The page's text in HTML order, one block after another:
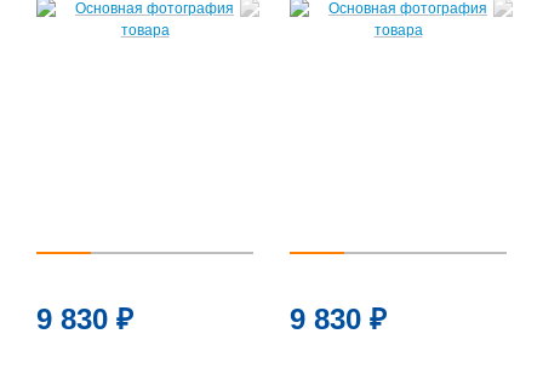
9 830 ₽ 9 830 ₽